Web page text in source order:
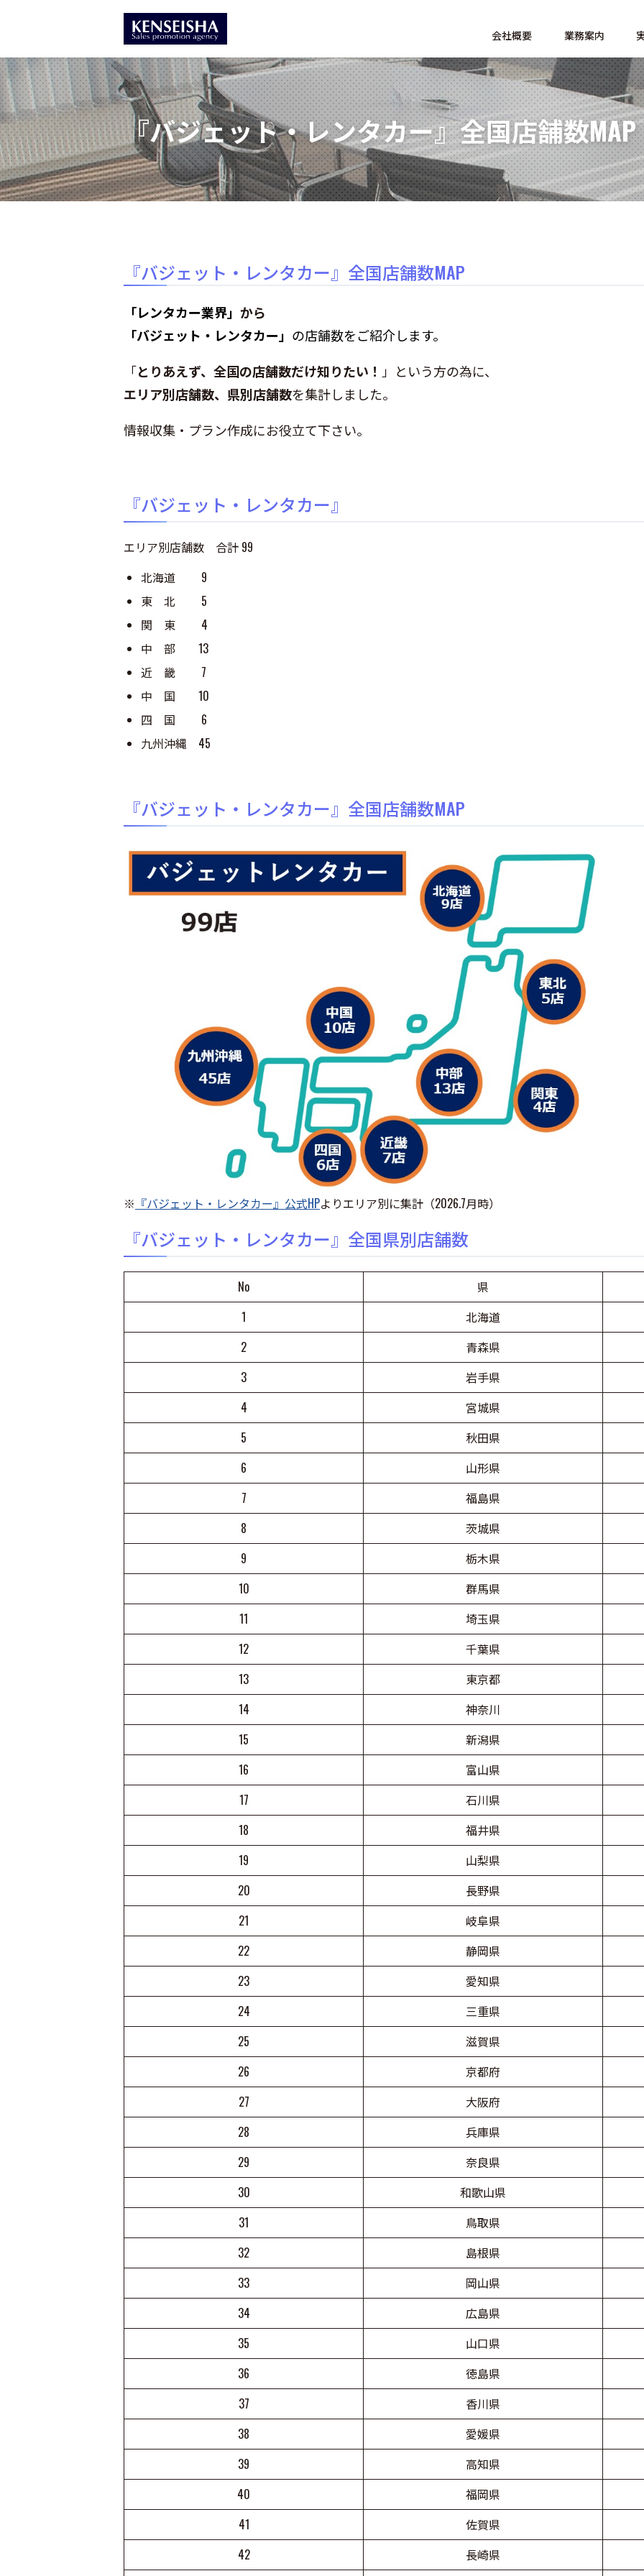
会社概要 業務案内
『バジェット・レンタカー』全国店舗数MAP
『バジェット・レンタカー』全国店舗数MAP
「レンタカー業界」 から
「バジェット・レンタカー」 の店舗数をご紹介します。
「とりあえず、全国の店舗数だけ知りたい！ 」という方の為に、
エリア別店舗数、県別店舗数を集計しました。
情報収集・プラン作成にお役立て下さい。
『バジェット・レンタカー』
エリア別店舗数 合計 99
北海道 9
東 北 5
関 東 4
中 部 13
近 畿 7
中 国 10
四 国 6
九州沖縄 45
『バジェット・レンタカー』全国店舗数MAP
※ 『バジェット・レンタカー』公式HPよりエリア別に集計（2026.7月時）
『バジェット・レンタカー』全国県別店舗数
No
県
1
北海道
2
青森県
3
岩手県
4
宮城県
5
秋田県
6
山形県
7
福島県
8
茨城県
9
栃木県
10
群馬県
11
埼玉県
12
千葉県
13
東京都
14
神奈川
15
新潟県
16
富山県
17
石川県
18
福井県
19
山梨県
20
長野県
21
岐阜県
22
静岡県
23
愛知県
24
三重県
25
滋賀県
26
京都府
27
大阪府
28
兵庫県
29
奈良県
30
和歌山県
31
鳥取県
32
島根県
33
岡山県
34
広島県
35
山口県
36
徳島県
37
香川県
38
愛媛県
39
高知県
40
福岡県
41
佐賀県
42
長崎県